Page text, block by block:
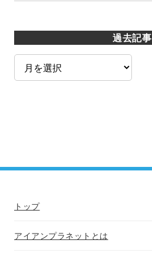
過去記事
去
トップ
アイアンプラネットとは